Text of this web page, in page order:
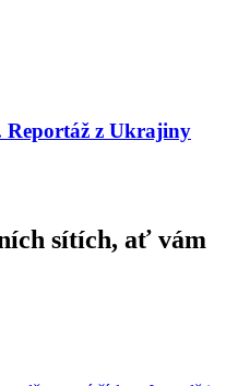
Reportáž z Ukrajiny
sítích, ať vám